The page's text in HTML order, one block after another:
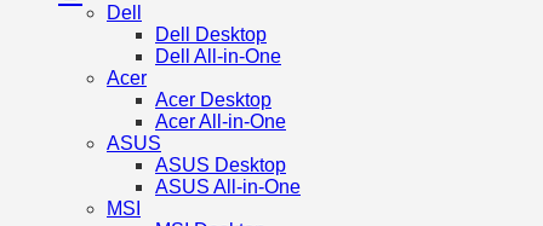
Dell
Dell Desktop
Dell All-in-One
Acer
Acer Desktop
Acer All-in-One
ASUS
ASUS Desktop
ASUS All-in-One
MSI